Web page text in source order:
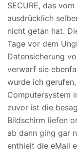
SECURE, das
ausdrücklich
nicht getan hat.
Tage vor dem
Datensicherung
verwarf sie
wurde ich
Computersystem
zuvor ist die
Bildschirm liefen
ab dann ging gar
enthielt die eMail